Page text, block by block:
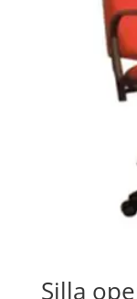
Silla